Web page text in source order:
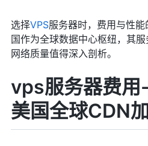
选择VPS服务器时，费用与性
国作为全球数据中心枢纽，其
网络质量值得深入剖析。
vps服务器费用
美国全球CDN